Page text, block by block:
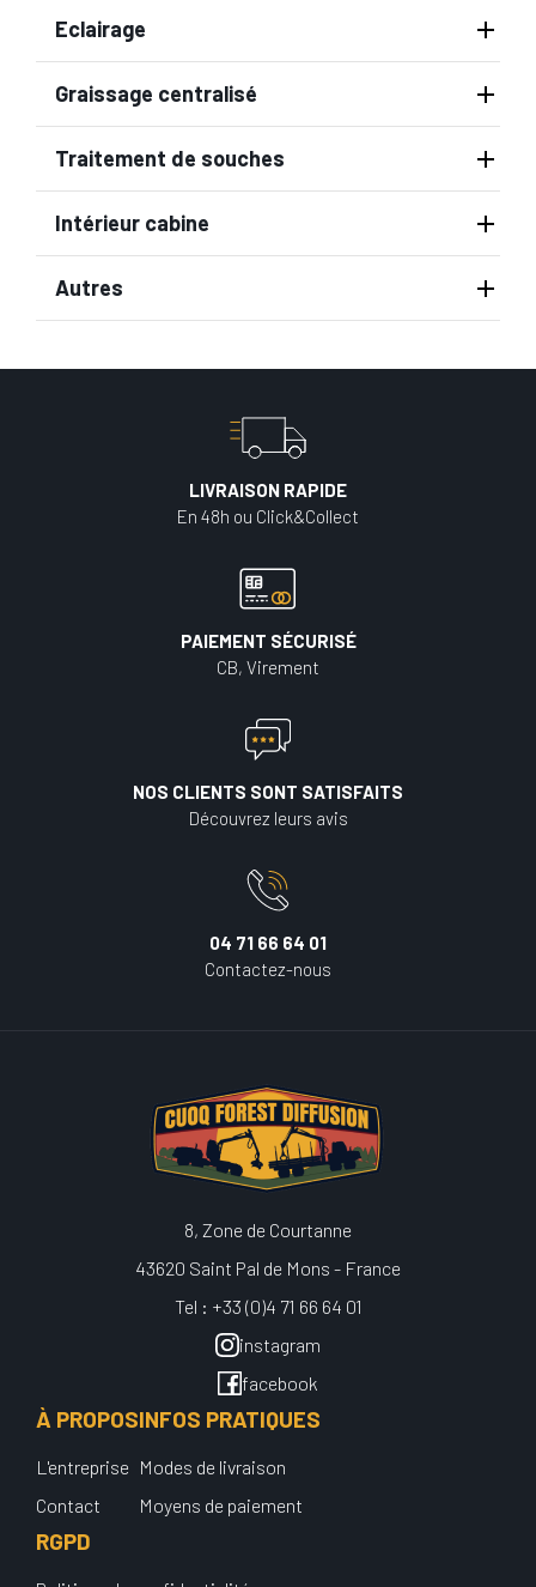
Eclairage
Graissage centralisé
Traitement de souches
Intérieur cabine
Autres
LIVRAISON RAPIDE
En 48h ou Click&Collect
PAIEMENT SÉCURISÉ
CB, Virement
NOS CLIENTS SONT SATISFAITS
Découvrez leurs avis
04 71 66 64 01
Contactez-nous
8, Zone de Courtanne
43620 Saint Pal de Mons - France
Tel : +33 (0)4 71 66 64 01
instagram
facebook
À PROPOS
L'entreprise
Contact
INFOS PRATIQUES
Modes de livraison
Moyens de paiement
RGPD